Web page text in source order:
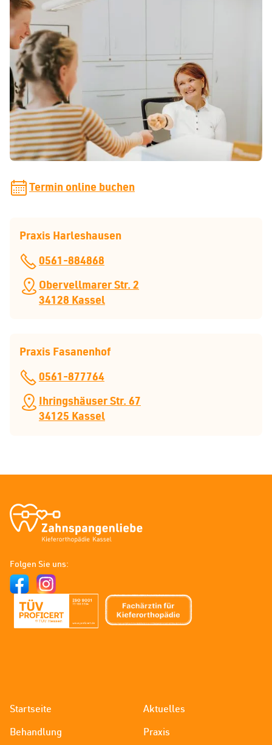
So erreichen Sie uns
Während unserer Sprechzeiten können Sie uns telefonisch
erreichen. Gerne können Sie uns auch eine E-Mail
schreiben. Wir melden uns so schnell wie möglich bei
Ihnen zurück.
praxis[at]zahnspangenliebe.de
Termin online buchen
Praxis Harleshausen
0561-884868
Obervellmarer Str. 2
34128 Kassel
Praxis Fasanenhof
0561-877764
Ihringshäuser Str. 67
34125 Kassel
-
Kieferorthopädie
Kassel
Folgen Sie uns:
Startseite
Behandlung
Aktuelles
Praxis